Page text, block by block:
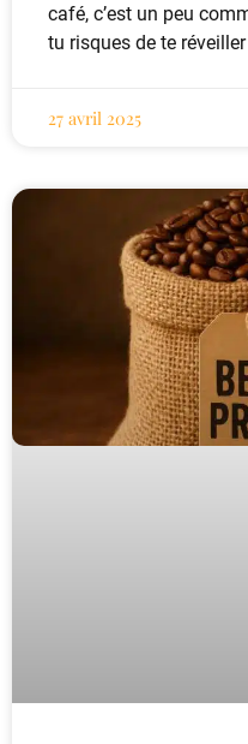
café, c’est un peu
tu risques de te réveiller
27 avril 2025